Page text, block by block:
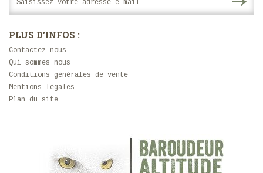
PLUS D'INFOS :
Contactez-nous
Qui sommes nous
Conditions générales de vente
Mentions légales
Plan du site